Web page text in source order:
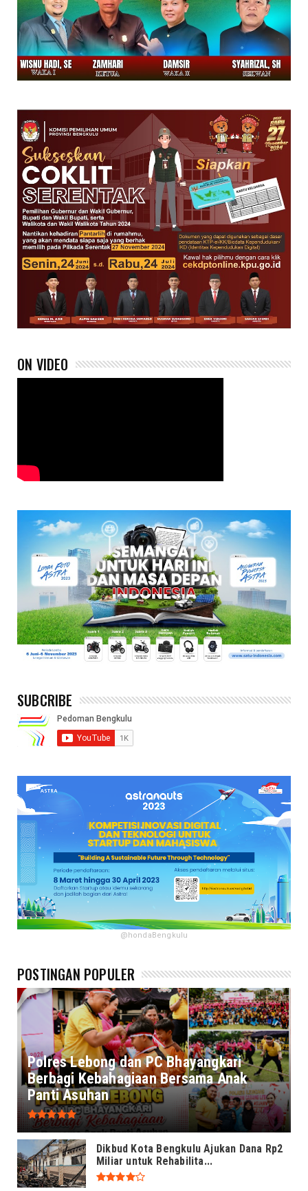
ON VIDEO
SUBCRIBE
@hondaBengkulu
POSTINGAN POPULER
Polres Lebong dan PC Bhayangkari
Berbagi Kebahagiaan Bersama Anak
Panti Asuhan
Dikbud Kota Bengkulu Ajukan Dana Rp2
Miliar untuk Rehabilita...